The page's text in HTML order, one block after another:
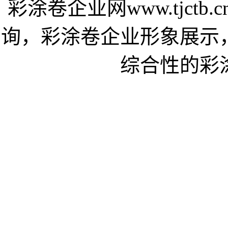
彩涂卷企业网
询，彩涂卷企业形象展
综合性的彩